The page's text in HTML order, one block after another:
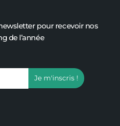
pour recevoir nos
de l’année